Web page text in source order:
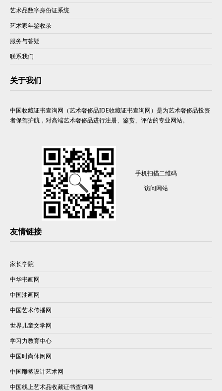
艺术品数字身份证系统
艺术家年鉴收录
服务与答疑
联系我们
关于我们
中国收藏证书查询网（艺术奢侈品IDE收藏证书查询网）是为艺术奢侈品投资
者保驾护航，对高端艺术奢侈品进行注册、鉴赏、评估的专业网站。
手机扫描二维码
访问网站
友情链接
家长学院
中华书画网
中国油画网
中国艺术传播网
世界儿童文学网
学习力教育中心
中国时尚休闲网
中国雕塑设计艺术网
中国线上艺术品收藏证书查询网